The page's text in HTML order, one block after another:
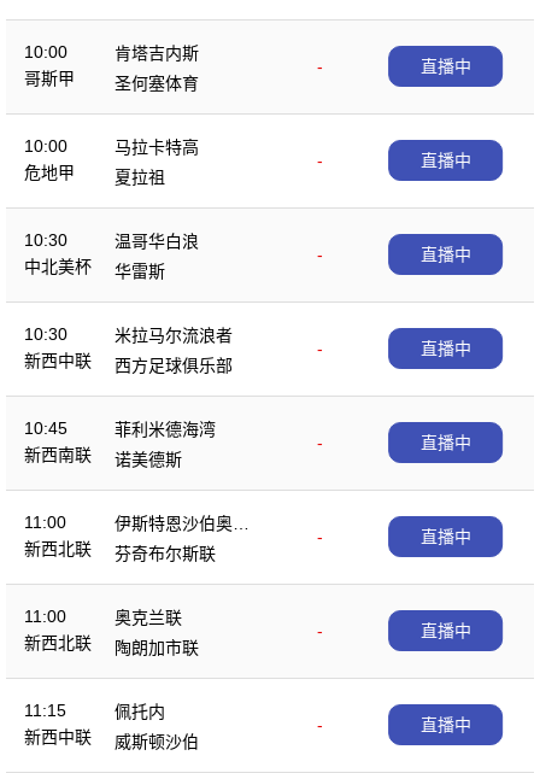
10:00
哥斯甲
肯塔吉内斯
-
圣何塞体育
直播中
10:00
危地甲
马拉卡特高
-
夏拉祖
直播中
10:30
中北美杯
温哥华白浪
-
华雷斯
直播中
10:30
新西中联
米拉马尔流浪者
-
西方足球俱乐部
直播中
10:45
新西南联
菲利米德海湾
-
诺美德斯
直播中
11:00
新西北联
伊斯特恩沙伯奥克
兰
-
芬奇布尔斯联
直播中
11:00
新西北联
奥克兰联
-
陶朗加市联
直播中
11:15
新西中联
佩托内
-
威斯顿沙伯
直播中